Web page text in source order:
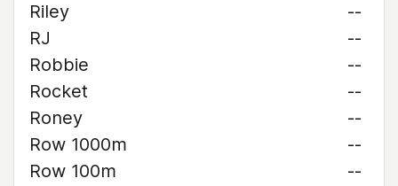
Riley
--
RJ
--
Robbie
--
Rocket
--
Roney
--
Row 1000m
--
Row 100m
--